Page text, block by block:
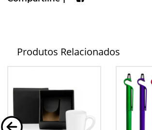
Produtos Relacionados